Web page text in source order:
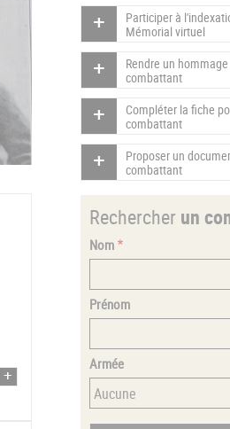
Participer à
Mémorial virtuel
Rendre un
combattant
Compléter la fiche
combattant
Proposer un
combattant
Rechercher un
Nom
Prénom
Armée